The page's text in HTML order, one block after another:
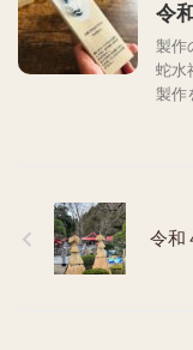
令
製作
蛇水
製作
令和